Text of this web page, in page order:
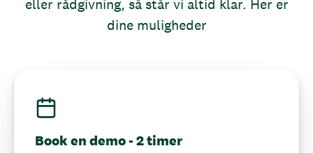
eller rådgivning, så står vi altid klar. Her er
dine muligheder
Book en demo - 2 timer